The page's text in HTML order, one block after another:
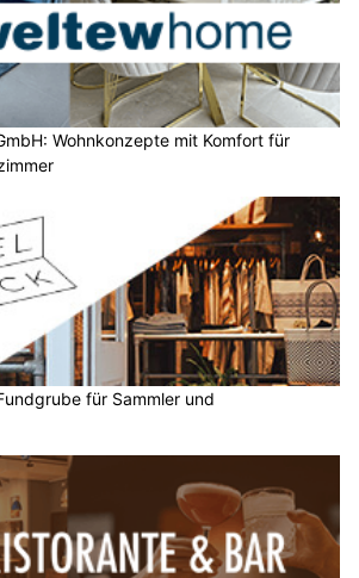
Wohnkonzepte mit Komfort für
für Sammler und